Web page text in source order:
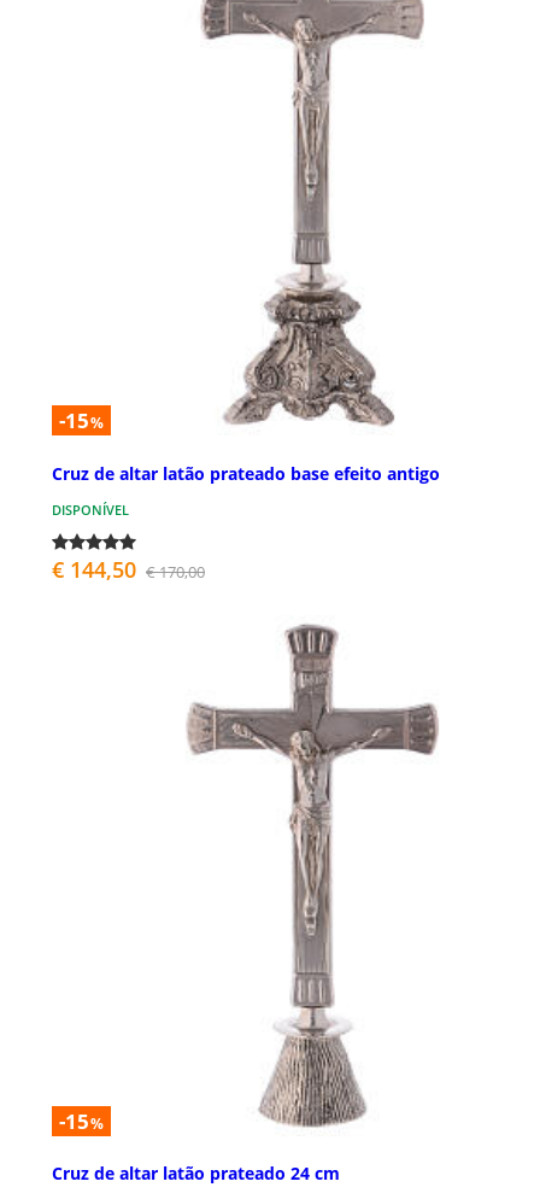
-15%
Cruz de altar latão prateado base efeito antigo
DISPONÍVEL
€ 144,50 € 170,00
-15%
Cruz de altar latão prateado 24 cm